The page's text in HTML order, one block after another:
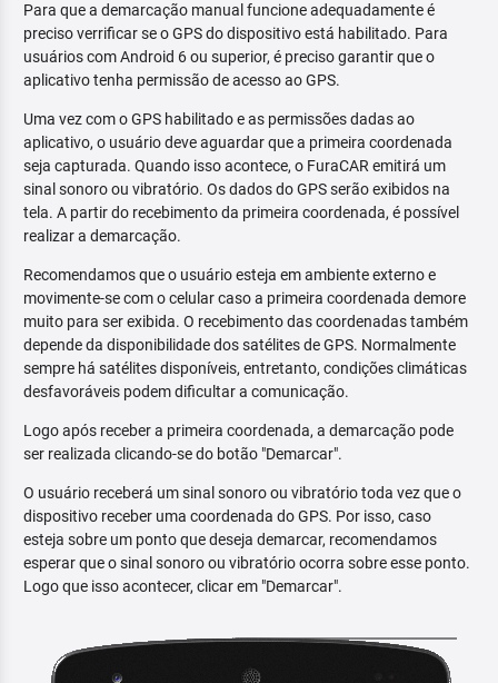
Para que a demarcação manual funcione adequadamente é
preciso verrificar se o GPS do dispositivo está habilitado. Para
usuários com Android 6 ou superior, é preciso garantir que o
aplicativo tenha permissão de acesso ao GPS.
Uma vez com o GPS habilitado e as permissões dadas ao
aplicativo, o usuário deve aguardar que a primeira coordenada
seja capturada. Quando isso acontece, o FuraCAR emitirá um
sinal sonoro ou vibratório. Os dados do GPS serão exibidos na
tela. A partir do recebimento da primeira coordenada, é possível
realizar a demarcação.
Recomendamos que o usuário esteja em ambiente externo e
movimente-se com o celular caso a primeira coordenada demore
muito para ser exibida. O recebimento das coordenadas também
depende da disponibilidade dos satélites de GPS. Normalmente
sempre há satélites disponíveis, entretanto, condições climáticas
desfavoráveis podem dificultar a comunicação.
Logo após receber a primeira coordenada, a demarcação pode
ser realizada clicando-se do botão "Demarcar".
O usuário receberá um sinal sonoro ou vibratório toda vez que o
dispositivo receber uma coordenada do GPS. Por isso, caso
esteja sobre um ponto que deseja demarcar, recomendamos
esperar que o sinal sonoro ou vibratório ocorra sobre esse ponto.
Logo que isso acontecer, clicar em "Demarcar".